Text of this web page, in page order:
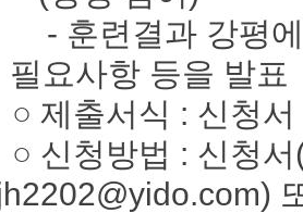
훈련결과 강평에
필요사항 등을 발표
제출서식 : 신청서
신청방법 : 신청서